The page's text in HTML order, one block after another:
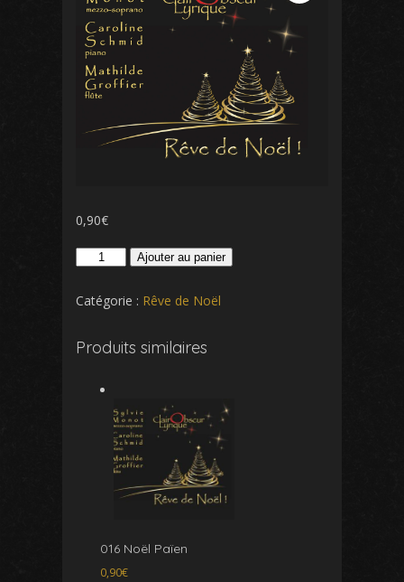
0,90€
quantité
002
des
Ajouter au panier
Catégorie : Rêve de Noël
Produits similaires
016 Noël Païen
0,90€